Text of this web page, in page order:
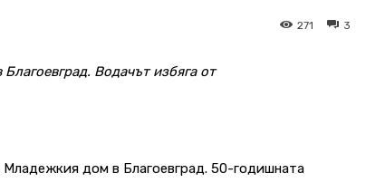
3
271
Водачът избяга от
дом в Благоевград. 50-годишната